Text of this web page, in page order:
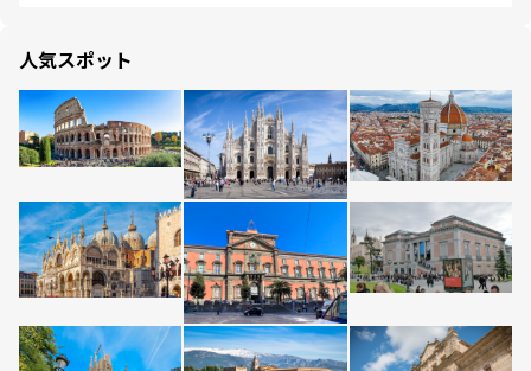
人気スポット